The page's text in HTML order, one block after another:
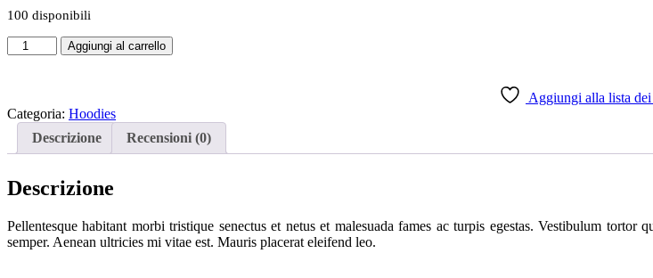
100 disponibili
Slim
Fit
Aggiungi al carrello
Aggiungi alla lista dei
Categoria: Hoodies
Descrizione
Recensioni (0)
Descrizione
Pellentesque habitant morbi tristique senectus et netus et malesuada fames ac turpis egestas. Vestibulum
semper. Aenean ultricies mi vitae est. Mauris placerat eleifend leo.